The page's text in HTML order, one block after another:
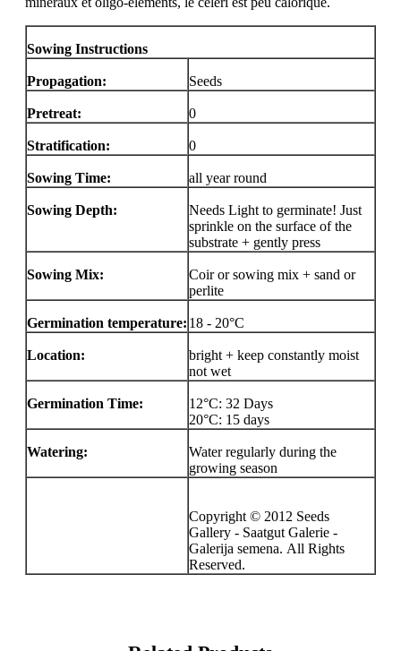
Sowing Instructions
Propagation: Seeds
Pretreat: 0
Stratification: 0
Sowing Time: all year round
Sowing Depth:
Needs Light to germinate! Just
sprinkle on the surface of the
substrate + gently press
Sowing Mix:
Coir or sowing mix + sand or
perlite
Germination temperature: 18 - 20°C
Location:
bright + keep constantly moist
not wet
Germination Time:
12°C: 32 Days
20°C: 15 days
Watering:
Water regularly during the
growing season
Copyright © 2012 Seeds
Gallery - Saatgut Galerie -
Galerija semena. All Rights
Reserved.